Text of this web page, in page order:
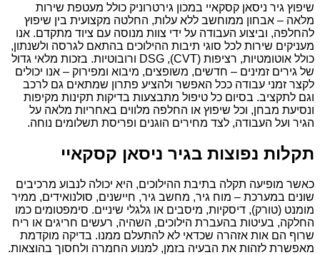
שיפוץ גיר ניסאן קסקאיי במכון גירטרוניק כולל מעטפת שירות
מלאה – אבחון ממוחשב ללא עלות, החלטה מקצועית בין שיפוץ
להחלפה, וביצוע העבודה על ידי צוות מנוסה עם ציוד מתקדם. אנו
מעניקים שירות לכל סוגי תיבות ההילוכים בהתאם לגרסה ולשנתון,
כולל אוטומטיות, רציפות (CVT), DSG ורובוטיות. בזכות מלאי גדול
של גירים זמינים – חדשים, משופצים, מיבוא ומפירוק – אנו יכולים
לקצר זמני עבודה ככל האפשר ולהציע פתרון שמתאים גם לרכב
וגם לתקציב. בסיום כל טיפול מתבצעות בדיקות תקינות מקיפות
ונסיעת מבחן, וכל שיפוץ או החלפה מלווים באחריות מלאה על
הגיר ועל העבודה, לצד מחירים הוגנים ופריסת תשלומים נוחה.
תקלות נפוצות בגיר ניסאן קסקאיי
כאשר מופיעה תקלה בתיבת ההילוכים, היא יכולה לנבוע מרכיבים
שונים במערכת – מוח גיר, מחשב גיר, חיישנים, סולנואידים, ממיר
מומנט (טורק), דיסקיות, מיסבים או גלגלי שיניים. סימפטומים כמו
החלקה, בעיטות בהעברת הילוכים, השהיה, רעשים חריגים או ריח
שרוף הם אות אזהרה שכדאי לא להתעלם ממנו. בדיקה מוקדמת
מאפשרת לזהות את הבעיה בזמן, למנוע החמרה ולחסוך בהוצאות.